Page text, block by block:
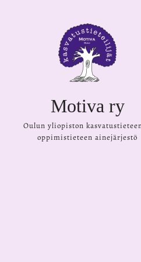
Motiva ry
Oulun yliopiston
oppimistieteen ainejärjestö